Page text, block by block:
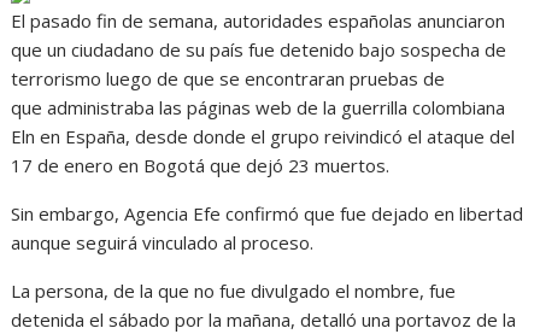
El pasado fin de semana, autoridades españolas anunciaron
que un ciudadano de su país fue detenido bajo sospecha de
terrorismo luego de que se encontraran pruebas de
que administraba las páginas web de la guerrilla colombiana
Eln en España, desde donde el grupo reivindicó el ataque del
17 de enero en Bogotá que dejó 23 muertos.
Sin embargo, Agencia Efe confirmó que fue dejado en libertad
aunque seguirá vinculado al proceso.
La persona, de la que no fue divulgado el nombre, fue
detenida el sábado por la mañana, detalló una portavoz de la